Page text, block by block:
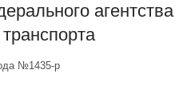
агентства
№1435-р